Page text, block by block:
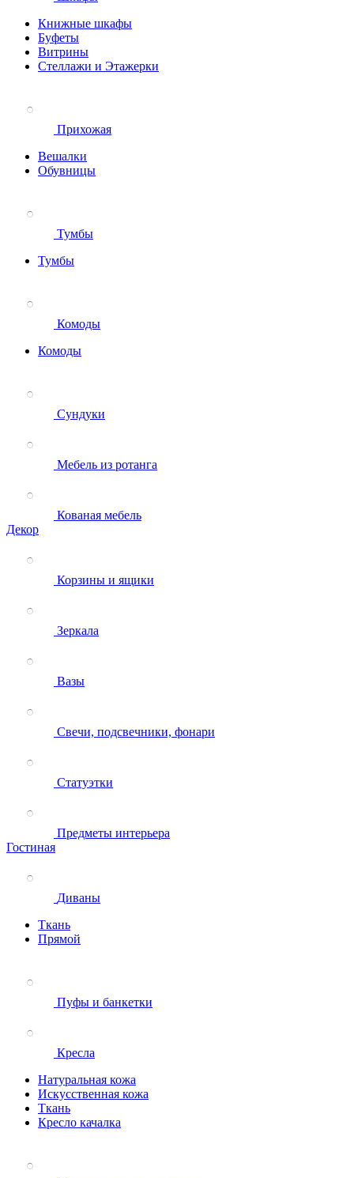
Книжные шкафы
Буфеты
Витрины
Стеллажи и Этажерки
Прихожая
Вешалки
Обувницы
Тумбы
Тумбы
Комоды
Комоды
Сундуки
Мебель из ротанга
Кованая мебель
Декор
Корзины и ящики
Зеркала
Вазы
Свечи, подсвечники, фонари
Статуэтки
Предметы интерьера
Гостиная
Диваны
Ткань
Прямой
Пуфы и банкетки
Кресла
Натуральная кожа
Искусственная кожа
Ткань
Кресло качалка